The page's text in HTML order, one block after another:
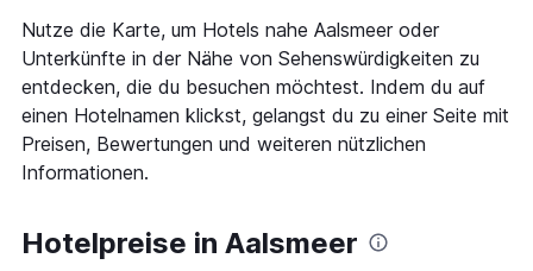
durchschnittlichen
Zimmerpreis
an
diesem
Wochenende
anzeigt,
der
in
letzten
3
rückt.
Das
Diagramm
hat
1
X-
Achse,
Anzahl
der
Nutze die Karte, um Hotels nahe Aalsmeer oder
Unterkünfte in der Nähe von Sehenswürdigkeiten zu
entdecken, die du besuchen möchtest. Indem du auf
einen Hotelnamen klickst, gelangst du zu einer Seite mit
Preisen, Bewertungen und weiteren nützlichen
Informationen.
Hotelpreise in Aalsmeer